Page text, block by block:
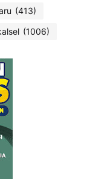
(413)
(1006)